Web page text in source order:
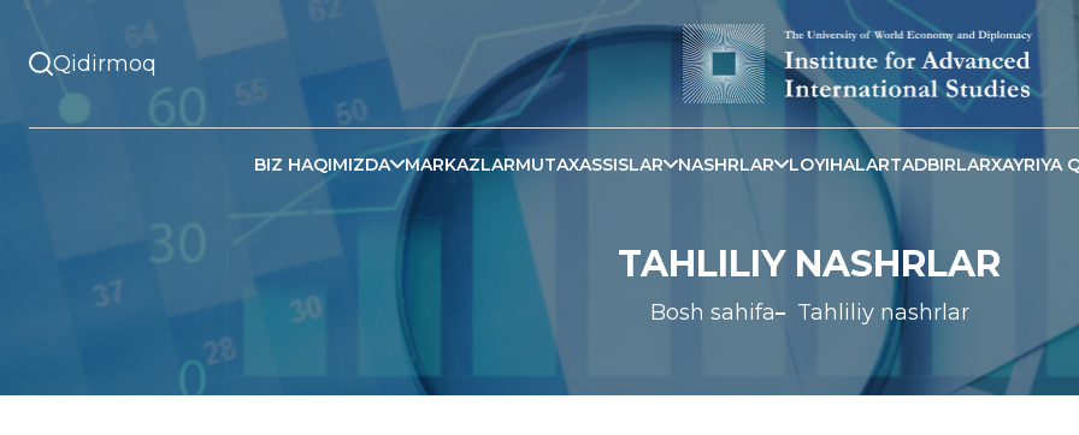
BIZ HAQIMIZDA MARKAZLARMUTAXASSISLAR NASHRLAR LOYIHALARTADBIRLARXAYRIYA
TAHLILIY NASHRLAR
Bosh sahifa Tahliliy nashrlar